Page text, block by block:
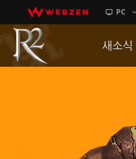
PC
새소식
이벤트
히스토리